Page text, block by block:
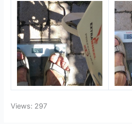
Views: 297